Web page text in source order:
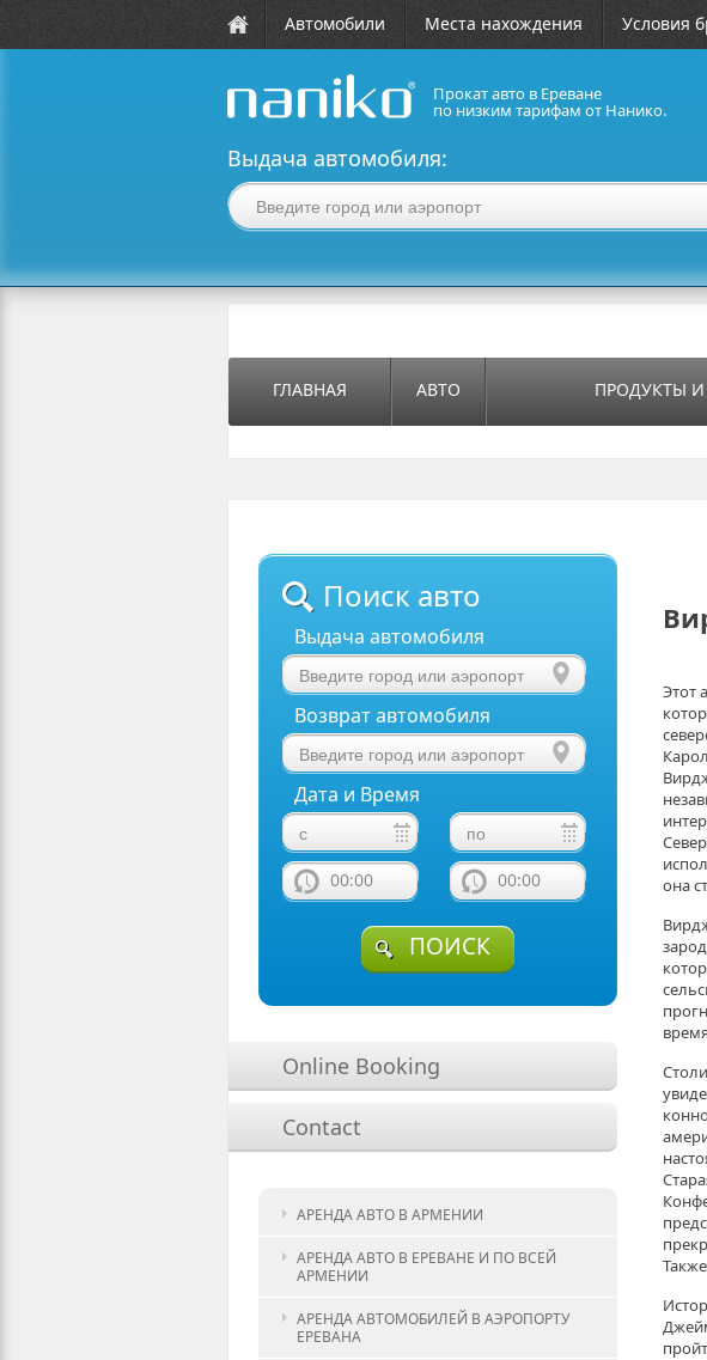
Автомобили Места нахождения Условия
Прокат авто в Ереване
по низким тарифам от Нанико.
Выдача автомобиля:
ГЛАВНАЯ АВТО ПРОДУКТЫ И
Поиск авто
Выдача автомобиля
Возврат автомобиля
Дата и Время
00:00 00:00
ПОИСК
Online Booking
Contact
АРЕНДА АВТО В АРМЕНИИ
АРЕНДА АВТО В ЕРЕВАНЕ И ПО ВСЕЙ
АРМЕНИИ
АРЕНДА АВТОМОБИЛЕЙ В АЭРОПОРТУ
ЕРЕВАНА
Этот
она